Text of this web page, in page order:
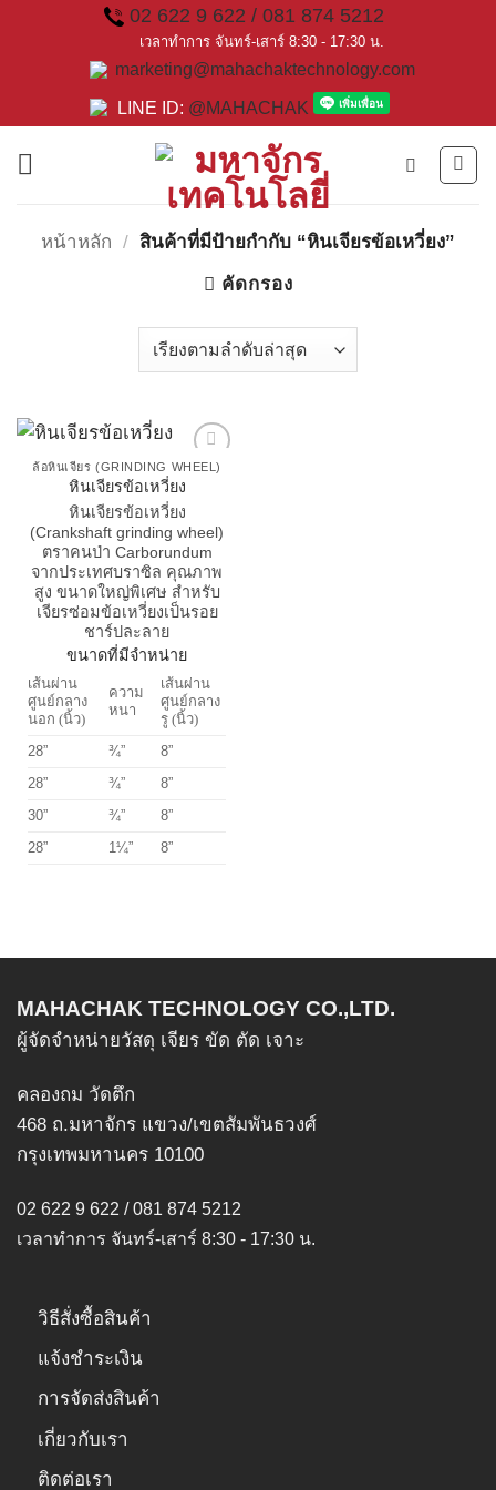
02 622 9 622 / 081 874 5212
เวลาทำการ จันทร์-เสาร์ 8:30 - 17:30 น.
marketing@mahachaktechnology.com
LINE ID: @MAHACHAK
หน้าหลัก / สินค้าที่มีป้ายกำกับ “หินเจียรข้อเหวี่ยง”
คัดกรอง
ล้อหินเจียร (GRINDING WHEEL)
หินเจียรข้อเหวี่ยง
หินเจียรข้อเหวี่ยง
(Crankshaft grinding wheel)
ตราคนป่า Carborundum
จากประเทศบราซิล คุณภาพ
สูง ขนาดใหญ่พิเศษ สำหรับ
เจียรซ่อมข้อเหวี่ยงเป็นรอย
ชาร์ปละลาย
ขนาดที่มีจำหน่าย
เส้นผ่าน
ศูนย์กลาง
นอก (นิ้ว)
ความ
หนา
เส้นผ่าน
ศูนย์กลาง
รู (นิ้ว)
28”
¾”
8”
28”
¾”
8”
30”
¾”
8”
28”
1¼” 8”
MAHACHAK TECHNOLOGY CO.,LTD.
ผู้จัดจำหน่ายวัสดุ เจียร ขัด ตัด เจาะ
คลองถม วัดตึก
468 ถ.มหาจักร แขวง/เขตสัมพันธวงศ์
กรุงเทพมหานคร 10100
02 622 9 622 / 081 874 5212
เวลาทำการ จันทร์-เสาร์ 8:30 - 17:30 น.
วิธีสั่งซื้อสินค้า
แจ้งชำระเงิน
การจัดส่งสินค้า
เกี่ยวกับเรา
ติดต่อเรา